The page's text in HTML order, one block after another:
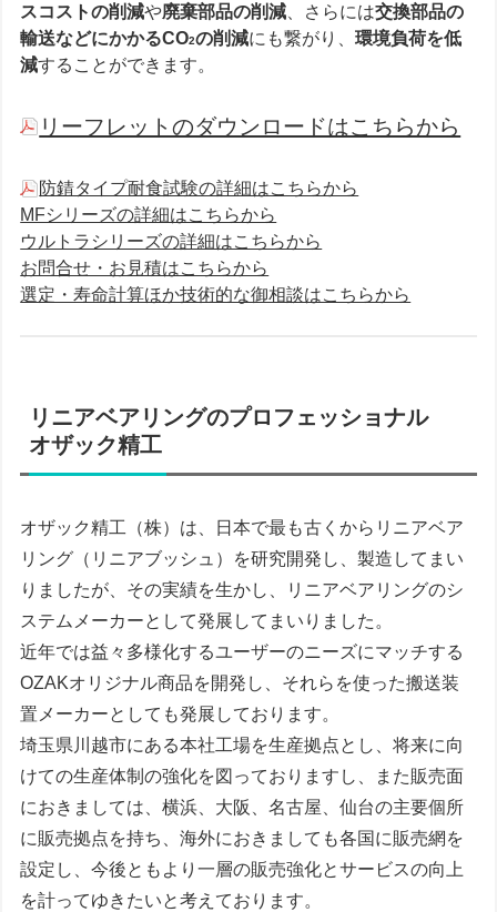
スコストの削減や廃棄部品の削減 、さらには交換部品の
輸送などにかかるCO2の削減にも繋がり、環境負荷を低
減することができます。
リーフレットのダウンロードはこちらから
防錆タイプ耐食試験の詳細はこちらから
MFシリーズの詳細はこちらから
ウルトラシリーズの詳細はこちらから
お問合せ・お見積はこちらから
選定・寿命計算ほか技術的な御相談はこちらから
リニアベアリングのプロフェッショナル
オザック精工
オザック精工（株）は、日本で最も古くからリニアベア
リング（リニアブッシュ）を研究開発し、製造してまい
りましたが、その実績を生かし、リニアベアリングのシ
ステムメーカーとして発展してまいりました。
近年では益々多様化するユーザーのニーズにマッチする
OZAKオリジナル商品を開発し、それらを使った搬送装
置メーカーとしても発展しております。
埼玉県川越市にある本社工場を生産拠点とし、将来に向
けての生産体制の強化を図っておりますし、また販売面
におきましては、横浜、大阪、名古屋、仙台の主要個所
に販売拠点を持ち、海外におきましても各国に販売網を
設定し、今後ともより一層の販売強化とサービスの向上
を計ってゆきたいと考えております。